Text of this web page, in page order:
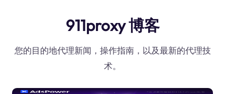
911proxy 博客
您的目的地代理新闻，操作指南，以及最新的代理技
术。